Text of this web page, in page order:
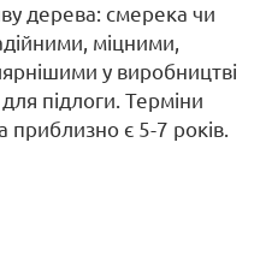
дерева: смерека чи
міцними,
у виробництві
підлоги. Терміни
приблизно є 5-7 років.